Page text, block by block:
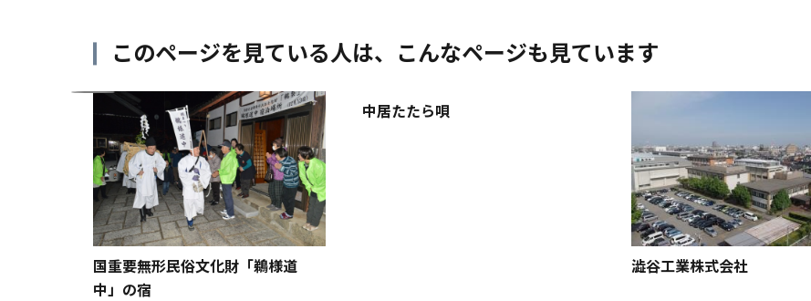
このページを見ている人は、 こんなページも見ています
国重要無形民俗文化財「鵜様道
中」の宿
中居たたら唄
澁谷工業株式会社